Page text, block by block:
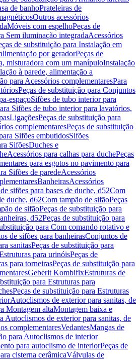
de banhoPrateleiras de
Outros acessórios
Móveis com espelhoPeças de
Sem iluminação integradaAcessórios
de substituição para Instalação em
por geradorPeças de
misturadora com um manípuloInstalação
à parede, alimentação a
para Acessórios complementaresPara
Peças de substituição para Conjuntos
espaçoSifões de tubo interior para
Sifões de tubo interior para lavatórios,
LigaçõesPeças de substituição para
complementaresPeças de substituição
Sifões embutidosSifões
SifõesDuches e
Acessórios para calhas para duchePeças
para esgotos no pavimento para
Sifões de paredeAcessórios
BanheirasAcessórios
sifões para bases de duche, d52Com
duche, d62Com tampão de sifãoPeças
de sifãoPeças de substituição para
d52Peças de substituição para
para Com comando rotativo e
de sifões para banheirasConjuntos de
sanitasPeças de substituição para
para urinóisPeças de
para torneirasPeças de substituição para
Geberit KombifixEstruturas de
para Estruturas para
Peças de substituição para Estruturas
Autoclismos de exterior para sanitas, de
Montagem altaMontagem baixa e
Autoclismos de exterior para sanitas, de
complementaresVedantesMangas de
para Autoclismos de interior
para autoclismo de interiorPeças de
cisterna cerâmicaVálvulas de